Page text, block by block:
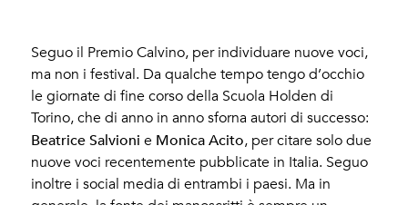
Seguo il Premio Calvino, per individuare nuove voci,
ma non i festival. Da qualche tempo tengo d’occhio
le giornate di fine corso della Scuola Holden di
Torino, che di anno in anno sforna autori di successo:
Beatrice Salvionie Monica Acito, per citare solo due
nuove voci recentemente pubblicate in Italia. Seguo
inoltre i social media di entrambi i paesi. Ma in